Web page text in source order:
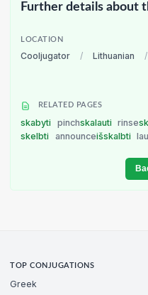
Further details about
LOCATION
Cooljugator / Lithuanian /
RELATED PAGES
skabyti pinchskalauti rinse
skelbti
announceišskalbti
TOP CONJUGATIONS
Greek